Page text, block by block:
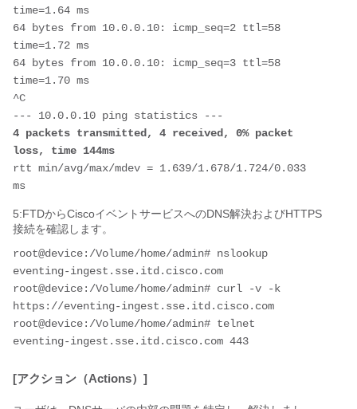
time=1.64 ms
64 bytes from 10.0.0.10: icmp_seq=2 ttl=58
time=1.72 ms
64 bytes from 10.0.0.10: icmp_seq=3 ttl=58
time=1.70 ms
^C
4 packets transmitted, 4 received, 0% packet
loss, time 144ms
rtt min/avg/max/mdev = 1.639/1.678/1.724/0.033
ms
5:FTDからCiscoイベントサービスへのDNS解決およびHTTPS
接続を確認します。
root@device:/Volume/home/admin# nslookup
eventing-ingest.sse.itd.cisco.com
root@device:/Volume/home/admin# curl -v -k
https://eventing-ingest.sse.itd.cisco.com
root@device:/Volume/home/admin# telnet
eventing-ingest.sse.itd.cisco.com 443
[アクション（Actions）]